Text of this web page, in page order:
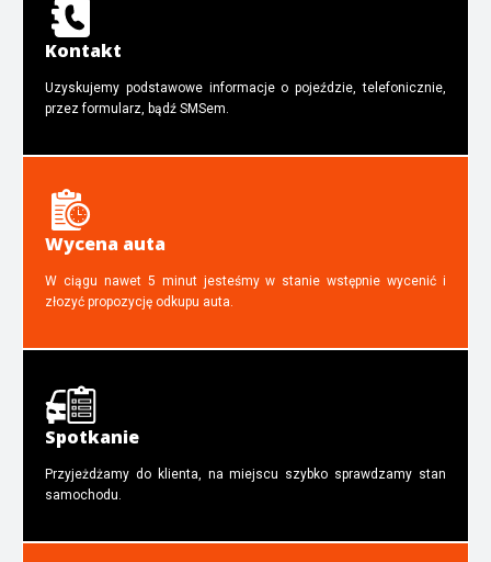
Kontakt
Uzyskujemy podstawowe informacje o pojeździe, telefonicznie,
przez formularz, bądź SMSem.
Wycena auta
W ciągu nawet 5 minut jesteśmy w stanie wstępnie wycenić i
złozyć propozycję odkupu auta.
Spotkanie
Przyjeżdżamy do klienta, na miejscu szybko sprawdzamy stan
samochodu.